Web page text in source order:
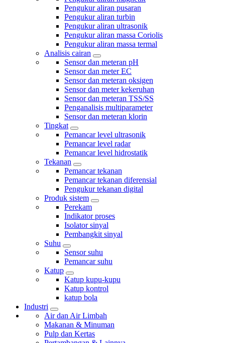
Pengukur aliran pusaran
Pengukur aliran turbin
Pengukur aliran ultrasonik
Pengukur aliran massa Coriolis
Pengukur aliran massa termal
Analisis cairan
Sensor dan meteran pH
Sensor dan meter EC
Sensor dan meteran oksigen
Sensor dan meter kekeruhan
Sensor dan meteran TSS/SS
Penganalisis multiparameter
Sensor dan meteran klorin
Tingkat
Pemancar level ultrasonik
Pemancar level radar
Pemancar level hidrostatik
Tekanan
Pemancar tekanan
Pemancar tekanan diferensial
Pengukur tekanan digital
Produk sistem
Perekam
Indikator proses
Isolator sinyal
Pembangkit sinyal
Suhu
Sensor suhu
Pemancar suhu
Katup
Katup kupu-kupu
Katup kontrol
katup bola
Industri
Air dan Air Limbah
Makanan & Minuman
Pulp dan Kertas